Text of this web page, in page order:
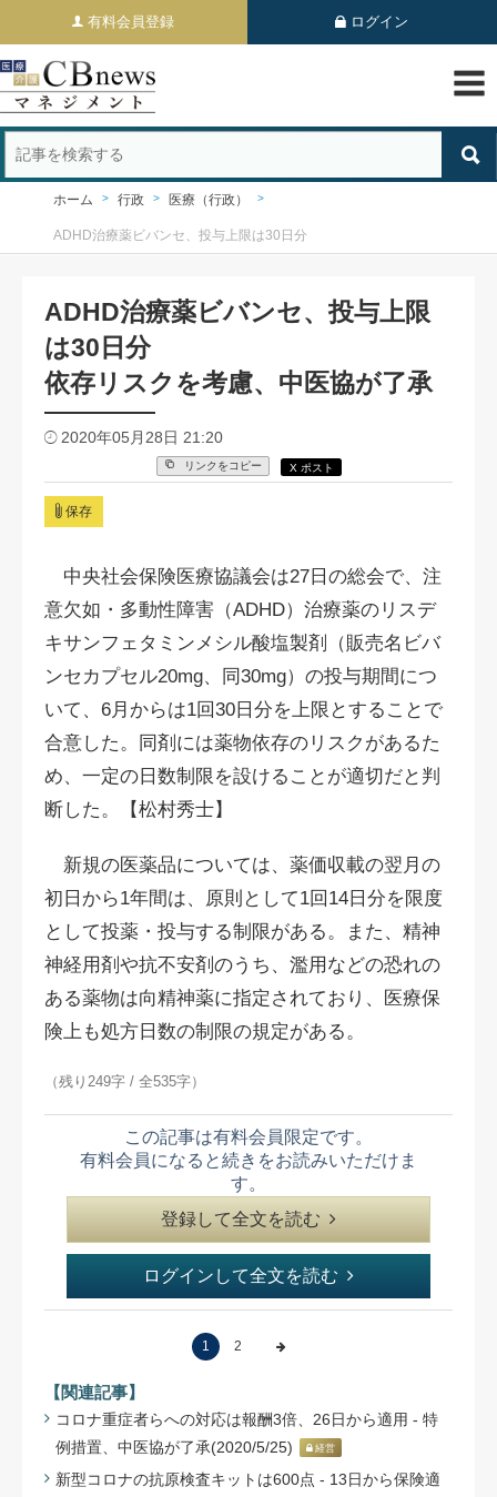
有料会員登録 ログイン
ホーム 行政 医療（行政）
ADHD治療薬ビバンセ、投与上限は30日分
ADHD治療薬ビバンセ、投与上限
は30日分
依存リスクを考慮、中医協が了承
2020年05月28日 21:20
リンクをコピー X ポスト
保存
中央社会保険医療協議会は27日の総会で、注
意欠如・多動性障害（ADHD）治療薬のリスデ
キサンフェタミンメシル酸塩製剤（販売名ビバ
ンセカプセル20mg、同30mg）の投与期間につ
いて、6月からは1回30日分を上限とすることで
合意した。同剤には薬物依存のリスクがあるた
め、一定の日数制限を設けることが適切だと判
断した。【松村秀士】
新規の医薬品については、薬価収載の翌月の
初日から1年間は、原則として1回14日分を限度
として投薬・投与する制限がある。また、精神
神経用剤や抗不安剤のうち、濫用などの恐れの
ある薬物は向精神薬に指定されており、医療保
険上も処方日数の制限の規定がある。
（残り249字 / 全535字）
この記事は有料会員限定です。
有料会員になると続きをお読みいただけま
す。
登録して全文を読む
ログインして全文を読む
1 2
【関連記事】
コロナ重症者らへの対応は報酬3倍、26日から適用 - 特
例措置、中医協が了承(2020/5/25)
経営
新型コロナの抗原検査キットは600点 - 13日から保険適